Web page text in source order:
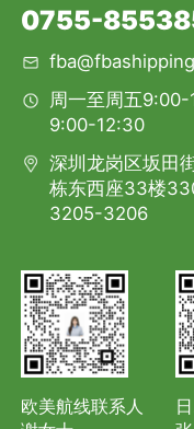
0755-
周一至周五
9:00-12:30
深圳龙岗区坂田
栋东西座33楼
3205-3206
欧美航线联系人